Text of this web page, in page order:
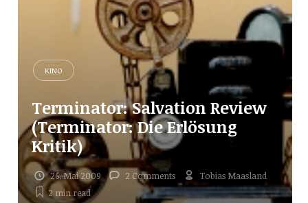
KINO
Terminator: Salvation Review
(Terminator: Die Erlösung
Kritik)
26. Mai 2009 2 Comments
Tobias Maasland
2 minread